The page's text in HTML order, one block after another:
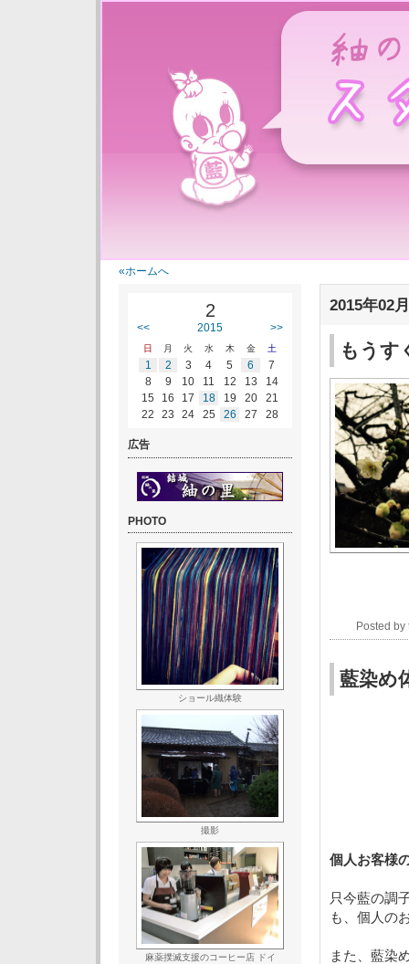
紬の里スタ
«ホームへ
2015年02
もうす
Posted
藍染め
個人お客様
只今藍の調
も、個人の
また、藍染
2
<< 2015 >>
日 月 火 水 木 金 土
1 2 3 4 5 6
7
8
9 10 11 12 13
14
15
16 17 18 19 20
21
22
23 24 25 26 27 28
広告
PHOTO
ショール織体験
撮影
麻薬撲滅支援のコーヒー店 ドイ